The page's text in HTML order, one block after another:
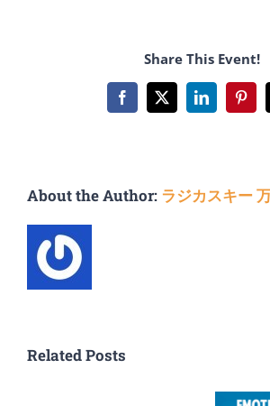
Share This Event!
Facebook
X LinkedIn
About the Author: ラジカスキー
Related Posts